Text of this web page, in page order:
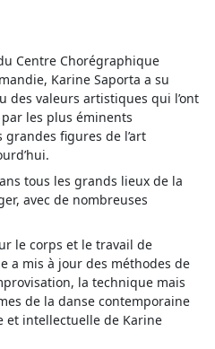
Centre Chorégraphique
Karine Saporta a su
des valeurs artistiques qui l’ont
les plus éminents
grandes figures de l’art
tous les grands lieux de la
avec de nombreuses
le corps et le travail de
a mis à jour des méthodes de
la technique mais
de la danse contemporaine
et intellectuelle de Karine